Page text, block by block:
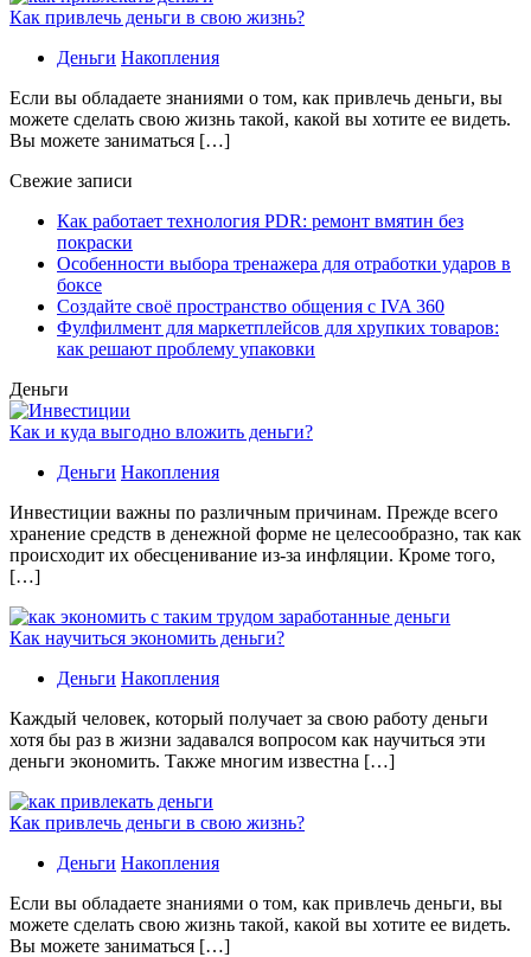
Как привлечь деньги в свою жизнь?
Деньги Накопления
Если вы обладаете знаниями о том, как привлечь деньги, вы
можете сделать свою жизнь такой, какой вы хотите ее видеть.
Вы можете заниматься […]
Свежие записи
Как работает технология PDR: ремонт вмятин без
покраски
Особенности выбора тренажера для отработки ударов в
боксе
Создайте своё пространство общения с IVA 360
Фулфилмент для маркетплейсов для хрупких товаров:
как решают проблему упаковки
Деньги
Как и куда выгодно вложить деньги?
Деньги Накопления
Инвестиции важны по различным причинам. Прежде всего
хранение средств в денежной форме не целесообразно, так как
происходит их обесценивание из-за инфляции. Кроме того,
[…]
Как научиться экономить деньги?
Деньги Накопления
Каждый человек, который получает за свою работу деньги
хотя бы раз в жизни задавался вопросом как научиться эти
деньги экономить. Также многим известна […]
Как привлечь деньги в свою жизнь?
Деньги Накопления
Если вы обладаете знаниями о том, как привлечь деньги, вы
можете сделать свою жизнь такой, какой вы хотите ее видеть.
Вы можете заниматься […]